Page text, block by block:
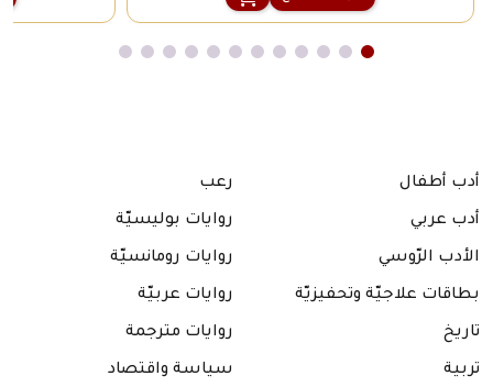
أدب أطفال
أدب عربي
الأدب الرّوسي
بطاقات علاجيّة وتحفيزيّة
تاريخ
تربية
رعب
روايات بوليسيّة
روايات رومانسيّة
روايات عربيّة
روايات مترجمة
سياسة واقتصاد